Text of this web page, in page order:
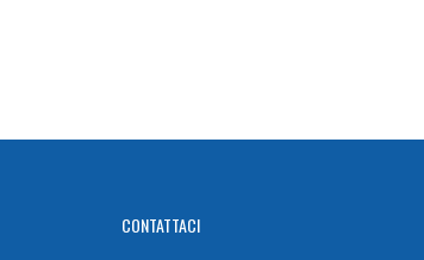
CONTATTACI